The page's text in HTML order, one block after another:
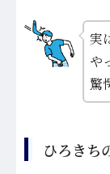
実
や
驚
ひろきち